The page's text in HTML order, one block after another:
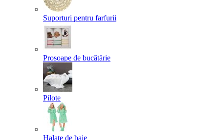
Suporturi pentru farfurii
Prosoape de bucătărie
Pilote
Halate de baie